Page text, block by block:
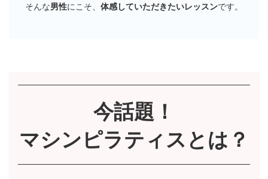
そんな男性にこそ、 体感していただきたいレッスンです。
今話題！
マシンピラティスとは？